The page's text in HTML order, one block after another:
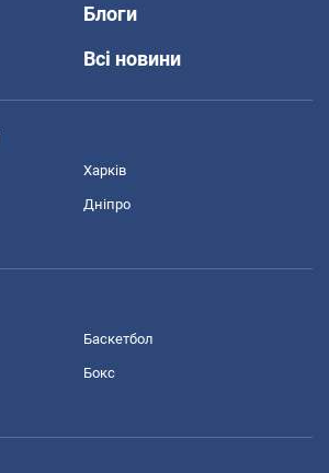
Блоги
Всі новини
Харків
Дніпро
Баскетбол
Бокс